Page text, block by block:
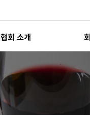
협회 소개